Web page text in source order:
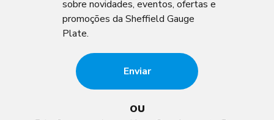
sobre novidades, eventos, ofertas e
promoções da Sheffield Gauge
Plate.
OU